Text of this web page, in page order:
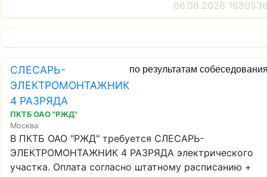
06.08.2026
СЛЕСАРЬ-
ЭЛЕКТРОМОНТАЖНИК
4 РАЗРЯДА
по результатам
ПКТБ ОАО "РЖД"
Москва
В ПКТБ ОАО "РЖД" требуется СЛЕСАРЬ-
ЭЛЕКТРОМОНТАЖНИК 4 РАЗРЯДА электрического
участка. Оплата согласно штатному расписанию +